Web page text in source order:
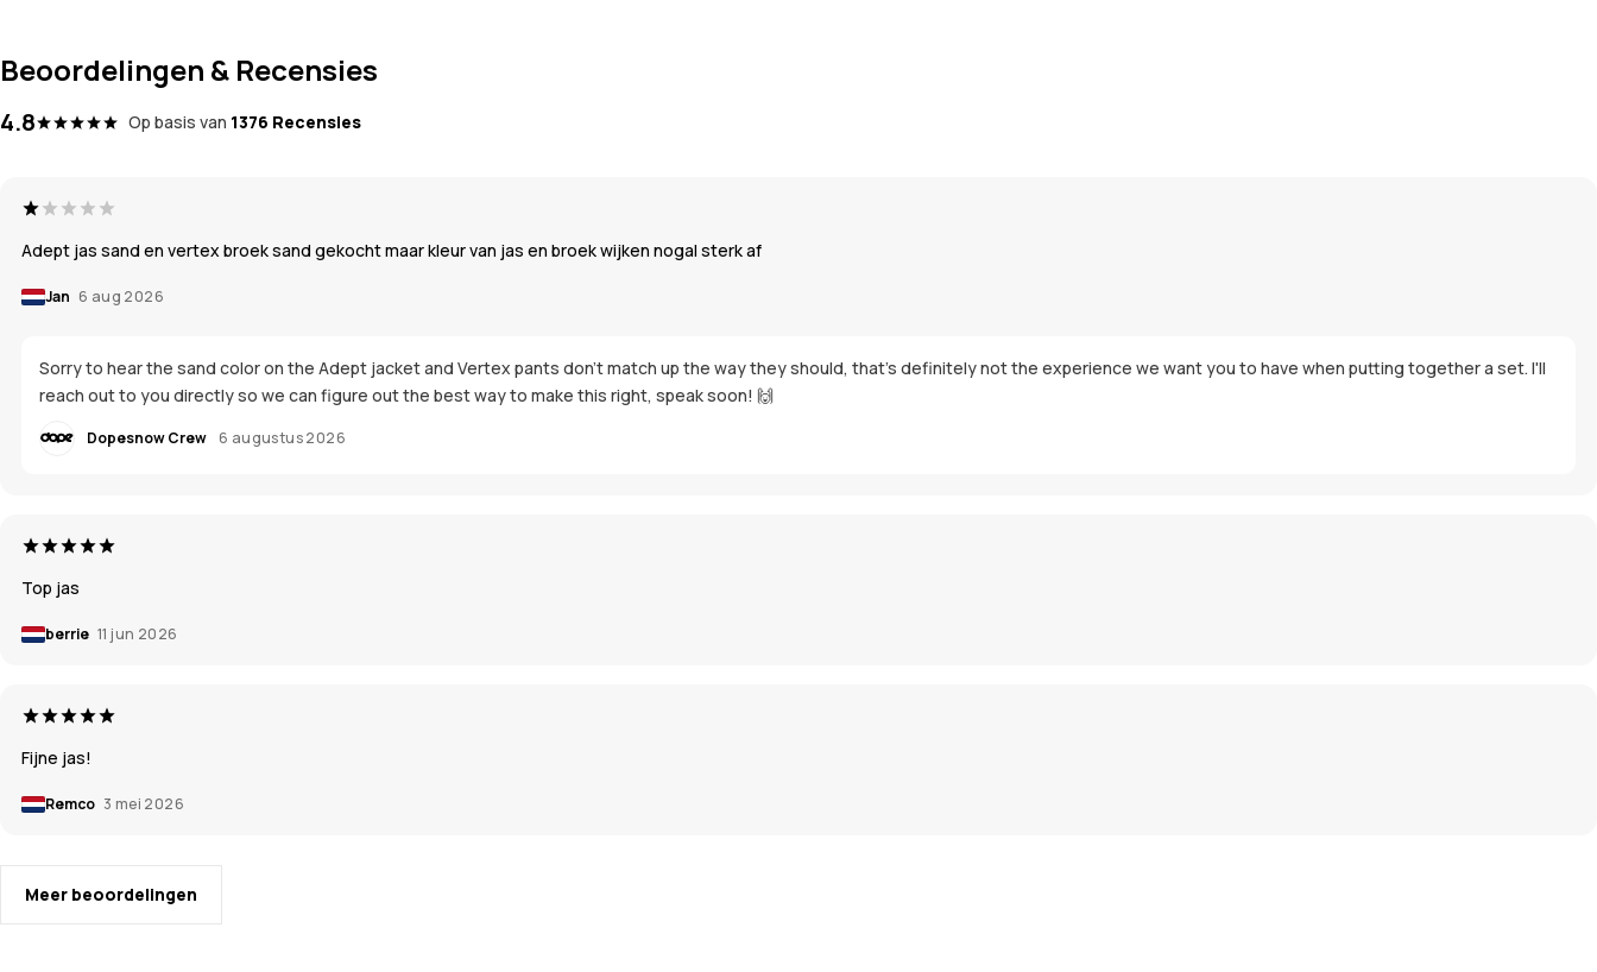
Beoordelingen & Recensies
4.8 Op basis van 1376 Recensies
Adept jas sand en vertex broek sand gekocht maar kleur van jas en broek wijken nogal sterk af
Jan 6 aug 2026
Sorry to hear the sand color on the Adept jacket and Vertex pants don't match up the way they should, that's definitely not the experience we want you to have when putting together a set. I'll
reach out to you directly so we can figure out the best way to make this right, speak soon! 🙌
Dopesnow Crew 6 augustus 2026
Top jas
berrie 11 jun 2026
Fijne jas!
Remco 3 mei 2026
Meer beoordelingen